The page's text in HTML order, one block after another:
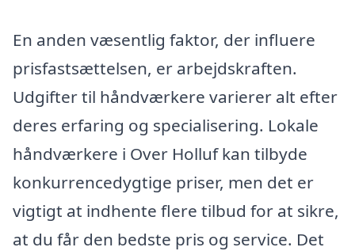
En anden væsentlig faktor, der influere
prisfastsættelsen, er arbejdskraften.
Udgifter til håndværkere varierer alt efter
deres erfaring og specialisering. Lokale
håndværkere i Over Holluf kan tilbyde
konkurrencedygtige priser, men det er
vigtigt at indhente flere tilbud for at sikre,
at du får den bedste pris og service. Det